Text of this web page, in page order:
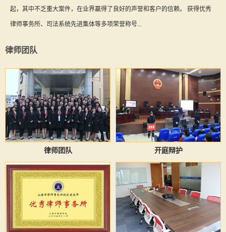
起，其中不乏重大案件，在业界赢得了良好的声誉和客户的信赖。 获得优秀
律师事务所、司法系统先进集体等多项荣誉称号...
律师团队
律师团队 开庭辩护